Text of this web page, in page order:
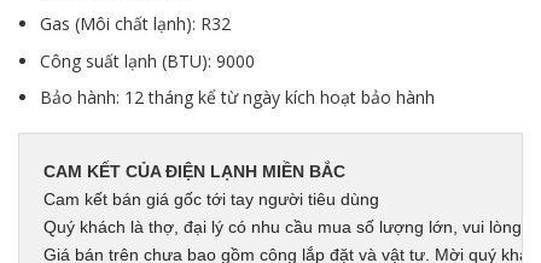
Gas (Môi chất lạnh): R32
Công suất lạnh (BTU): 9000
Bảo hành: 12 tháng kể từ ngày kích hoạt bảo hành
CAM KẾT CỦA ĐIỆN LẠNH MIỀN BẮC
Cam kết bán giá gốc tới tay người tiêu dùng
Quý khách là thợ, đại lý có nhu cầu mua số lượng lớn, vui lòng
Giá bán trên chưa bao gồm công lắp đặt và vật tư. Mời quý